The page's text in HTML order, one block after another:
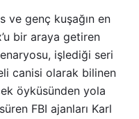
ve genç kuşağın en
bir araya getiren
işlediği seri
canisi olarak bilinen
öyküsünden yola
FBI ajanları Karl